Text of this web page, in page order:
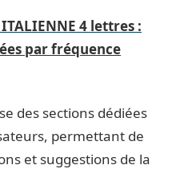
4 lettres :
par fréquence
des sections dédiées
permettant de
et suggestions de la